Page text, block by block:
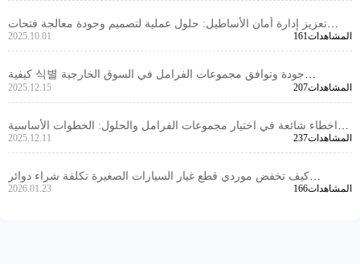
تعزيز إدارة أمان الأساطيل: حلول عملية لتصميم وجودة معالجة فتحات
تحديد قرص الفرامل
2025.10.01 161المشاهدات
كيفية 식별 جودة وتوافق مجموعات الفرامل في السوق الخارجية
2025.12.15 207المشاهدات
اخطاء شائعة في اختيار مجموعات الفرامل والحلول: الخطوات الأساسية
لتقليل المشاكل بعد البيع
2025.12.11 237المشاهدات
كيف تخفض موردي قطع غيار السيارات الصغيرة تكلفة شراء دوائر
الفرامل؟
2026.01.23 166المشاهدات